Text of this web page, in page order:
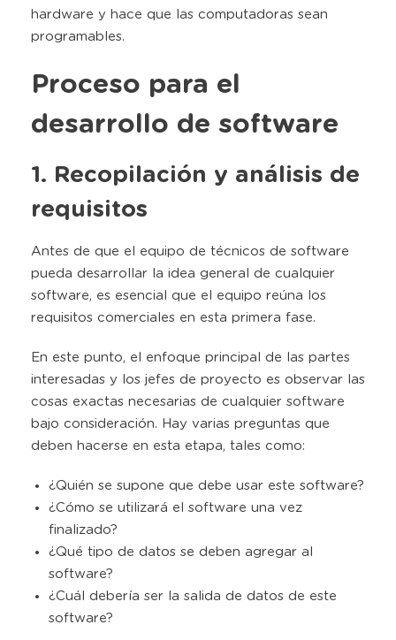
hardware y hace que las computadoras sean
programables.
Proceso para el
desarrollo de software
1. Recopilación y análisis de
requisitos
Antes de que el equipo de técnicos de software
pueda desarrollar la idea general de cualquier
software, es esencial que el equipo reúna los
requisitos comerciales en esta primera fase.
En este punto, el enfoque principal de las partes
interesadas y los jefes de proyecto es observar las
cosas exactas necesarias de cualquier software
bajo consideración. Hay varias preguntas que
deben hacerse en esta etapa, tales como:
¿Quién se supone que debe usar este software?
¿Cómo se utilizará el software una vez
finalizado?
¿Qué tipo de datos se deben agregar al
software?
¿Cuál debería ser la salida de datos de este
software?